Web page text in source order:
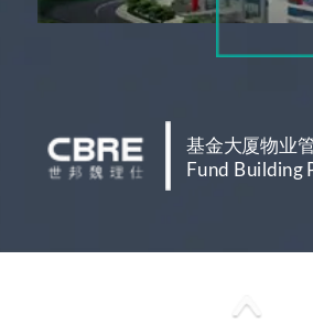
基金大厦物业
Fund Building